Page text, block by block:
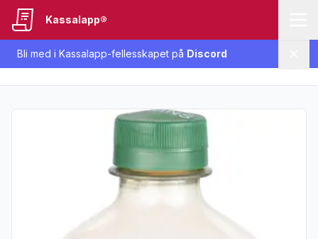
Bli med i Kassalapp-fellesskapet på Discord
Kassalapp®